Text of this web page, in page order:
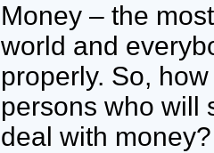
Money – the
world and
properly. So,
persons who will
deal with money?